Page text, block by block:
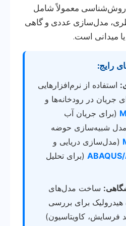
روش‌شناسی معمولاً شامل
مدل‌سازی عددی و گاهی
میدانی است.
رایج:
استفاده از نرم‌افزارهایی
جریان در رودخانه‌ها و
(برای جریان آب
شبیه‌سازی حوضه
(مدل‌سازی دریایی و
(برای تحلیل
ساخت مدل‌های
هیدرولیک برای بررسی
فرسایش، کاویتاسیون)